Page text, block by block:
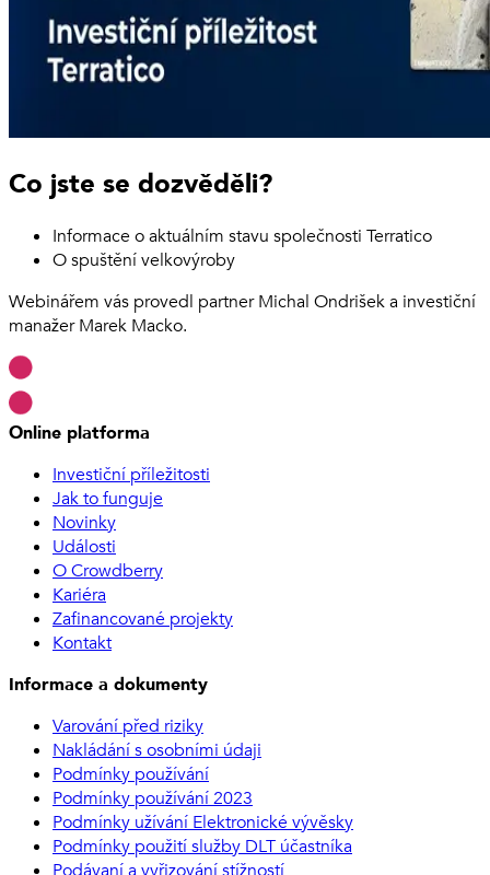
Co jste se dozvěděli?
Informace o aktuálním stavu společnosti Terratico
O spuštění velkovýroby
Webinářem vás provedl partner Michal Ondrišek a investiční
manažer Marek Macko.
Online platforma
Investiční příležitosti
Jak to funguje
Novinky
Události
O Crowdberry
Kariéra
Zafinancované projekty
Kontakt
Informace a dokumenty
Varování před riziky
Nakládání s osobními údaji
Podmínky používání
Podmínky používání 2023
Podmínky užívání Elektronické vývěsky
Podmínky použití služby DLT účastníka